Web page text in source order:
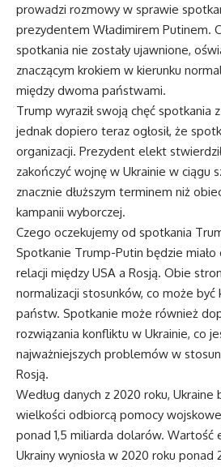
prowadzi rozmowy w sprawie
prezydentem Władimirem Putinem.
spotkania nie zostały ujawnione,
znaczącym krokiem w kierunku
między dwoma państwami.
Trump wyraził swoją chęć spotkania
jednak dopiero teraz ogłosił, że
organizacji. Prezydent elekt
zakończyć wojnę w Ukrainie w ciągu
znacznie dłuższym terminem niż
kampanii wyborczej.
Czego oczekujemy od spotkania
Spotkanie Trump-Putin będzie
relacji między USA a Rosją. Obie
normalizacji stosunków, co może być
państw. Spotkanie może również
rozwiązania konfliktu w Ukrainie, co
najważniejszych problemów w
Rosją.
Według danych z 2020 roku, Ukraine
wielkości odbiorcą pomocy
ponad 1,5 miliarda dolarów. Wartość
Ukrainy wyniosła w 2020 roku ponad